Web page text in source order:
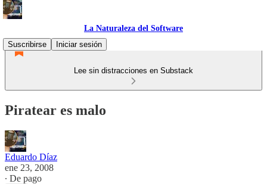
La Naturaleza del Software
Suscribirse
Iniciar sesión
Lee sin distracciones en Substack
Piratear es malo
Eduardo Díaz
ene 23, 2008
∙ De pago